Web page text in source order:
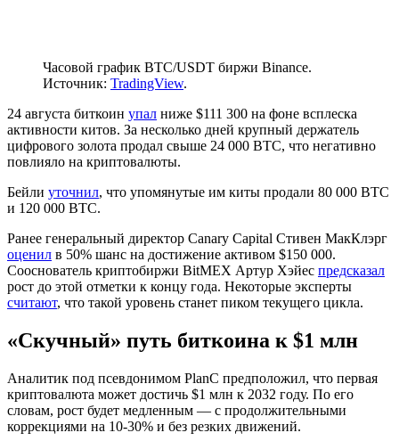
Часовой график BTC/USDT биржи Binance.
Источник: TradingView.
24 августа биткоин упал ниже $111 300 на фоне всплеска
активности китов. За несколько дней крупный держатель
цифрового золота продал свыше 24 000 BTC, что негативно
повлияло на криптовалюты.
Бейли уточнил, что упомянутые им киты продали 80 000 BTC
и 120 000 BTC.
Ранее генеральный директор Canary Capital Стивен МакКлэрг
оценил в 50% шанс на достижение активом $150 000.
Сооснователь криптобиржи BitMEX Артур Хэйес предсказал
рост до этой отметки к концу года. Некоторые эксперты
считают, что такой уровень станет пиком текущего цикла.
«Скучный» путь биткоина к $1 млн
Аналитик под псевдонимом PlanC предположил, что первая
криптовалюта может достичь $1 млн к 2032 году. По его
словам, рост будет медленным — с продолжительными
коррекциями на 10-30% и без резких движений.